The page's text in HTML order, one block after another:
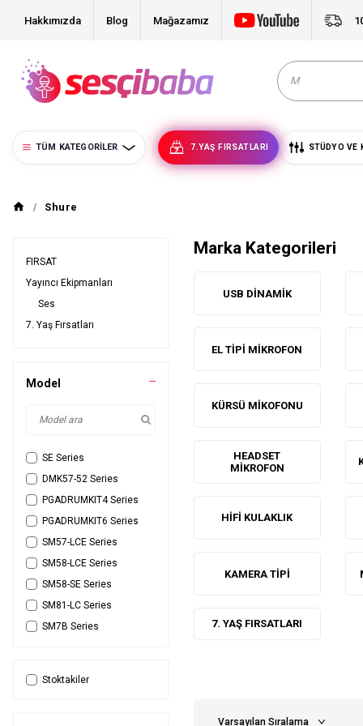
Hakkımızda Blog Mağazamız
TÜM KATEGORILER 7.YAŞ FIRSATLARI STÜDYO VE
Shure
FIRSAT
Yayıncı Ekipmanları
Ses
7. Yaş Fırsatları
Model
SE Series
DMK57-52 Series
PGADRUMKIT4 Series
PGADRUMKIT6 Series
SM57-LCE Series
SM58-LCE Series
SM58-SE Series
SM81-LC Series
SM7B Series
Stoktakiler
Marka Kategorileri
USB DINAMIK
EL TIPI MIKROFON
KÜRSÜ MIKOFONU
HEADSET
MIKROFON
HIFI KULAKLIK
KAMERA TIPI
7. YAŞ FIRSATLARI